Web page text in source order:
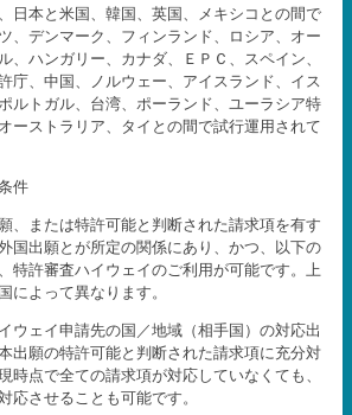
日本と米国、韓国、英国、メキシコとの間で
、デンマーク、フィンランド、ロシア、オー
、ハンガリー、カナダ、ＥＰＣ、スペイン、
庁、中国、ノルウェー、アイスランド、イス
ルトガル、台湾、ポーランド、ユーラシア特
ーストラリア、タイとの間で試行運用されて
件
、または特許可能と判断された請求項を有す
国出願とが所定の関係にあり、かつ、以下の
特許審査ハイウェイのご利用が可能です。上
によって異なります。
ウェイ申請先の国／地域（相手国）の対応出
出願の特許可能と判断された請求項に充分対
時点で全ての請求項が対応していなくても、
応させることも可能です。